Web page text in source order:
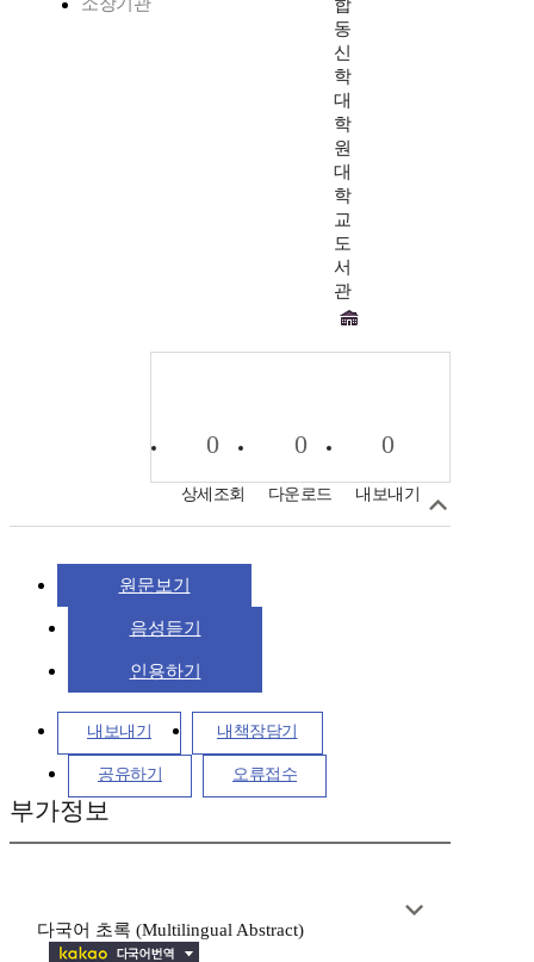
소장기관
합
동
신
학
대
학
원
대
학
교
도
서
관
0
상세조회
0
다운로드
0
내보내기
원문보기
음성듣기
인용하기
내보내기 내책장담기
공유하기 오류접수
부가정보
다국어 초록 (Multilingual Abstract)